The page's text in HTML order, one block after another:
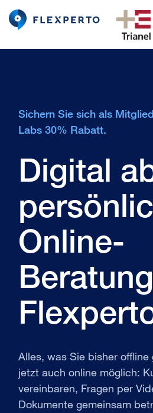
Sichern Sie sich als
Labs 30% Rabatt.
Digital
Online-
Alles, was Sie bisher
jetzt auch online möglich:
vereinbaren, Fragen per
Dokumente gemeinsam